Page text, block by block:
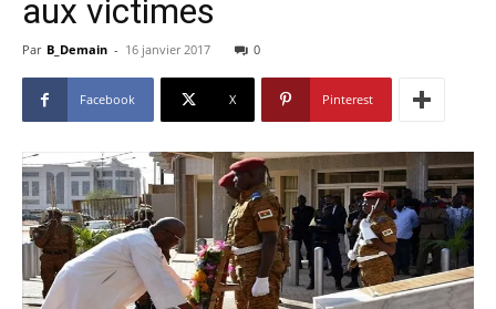
aux victimes
Par B_Demain - 16 janvier 2017 0
Facebook X Pinterest